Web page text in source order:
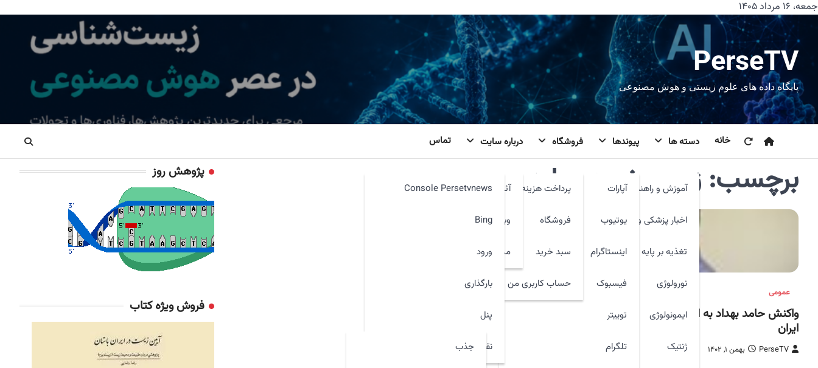
پرش
محتوا
جمعه، ۱۶ مرداد ۱۴۰۵
PerseTV
پایگاه داده های علوم زیستی و هوش مصنوعی
خانه دسته ها
آموزش و راهنما
اخبار پزشکی و فنآوری
تغذیه بر پایه شواهد
نورولوژی
ایمونولوژی
ژنتیک
پیوندها
آپارات
یوتیوب
اینستاگرام
فیسبوک
توییتر
تلگرام
فروشگاه
پرداخت هزینه
فروشگاه
سبد خرید
حساب کاربری من
درباره سایت
آئین نامهConsole Persetvnews
Bing
ورود
بارگذاری
پنل
نقشه سایت
جذب
وبمیل
مدیر سایت
تماس
برچسب: زمین خوردن بایدن
عمومی
واکنش حامد بهداد به اهانت بایدن به
ایران
PerseTV بهمن ۱, ۱۴۰۲
پژوهش روز
فروش ویژه کتاب